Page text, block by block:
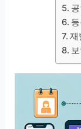
재